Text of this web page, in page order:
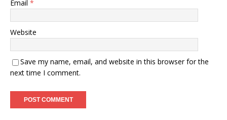
Email *
Website
Save my name, email, and website in this browser for the
next time I comment.